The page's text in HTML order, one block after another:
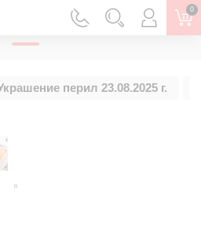
0
перил 23.08.2025 г.